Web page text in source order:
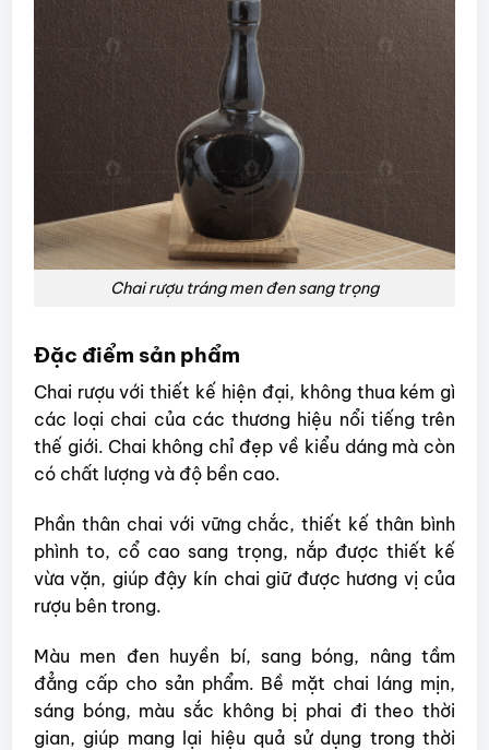
Chai rượu tráng men đen sang trọng
Đặc điểm sản phẩm
Chai rượu với thiết kế hiện đại, không thua kém gì
các loại chai của các thương hiệu nổi tiếng trên
thế giới. Chai không chỉ đẹp về kiểu dáng mà còn
có chất lượng và độ bền cao.
Phần thân chai với vững chắc, thiết kế thân bình
phình to, cổ cao sang trọng, nắp được thiết kế
vừa vặn, giúp đậy kín chai giữ được hương vị của
rượu bên trong.
Màu men đen huyền bí, sang bóng, nâng tầm
đẳng cấp cho sản phẩm. Bề mặt chai láng mịn,
sáng bóng, màu sắc không bị phai đi theo thời
gian, giúp mang lại hiệu quả sử dụng trong thời